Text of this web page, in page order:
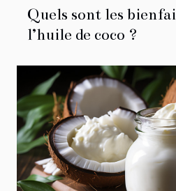
Quels sont les
l’huile de coco ?